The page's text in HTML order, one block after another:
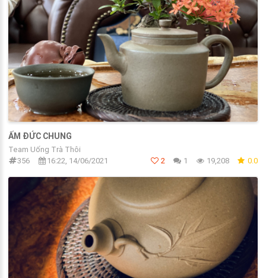
ẤM ĐỨC CHUNG
Team Uống Trà Thôi
356
16:22, 14/06/2021 2 1 19,208 0.0